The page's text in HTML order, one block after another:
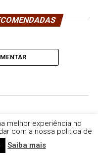
sado?
agosto.
melhor experiência no
com a nossa politica de
Saiba mais